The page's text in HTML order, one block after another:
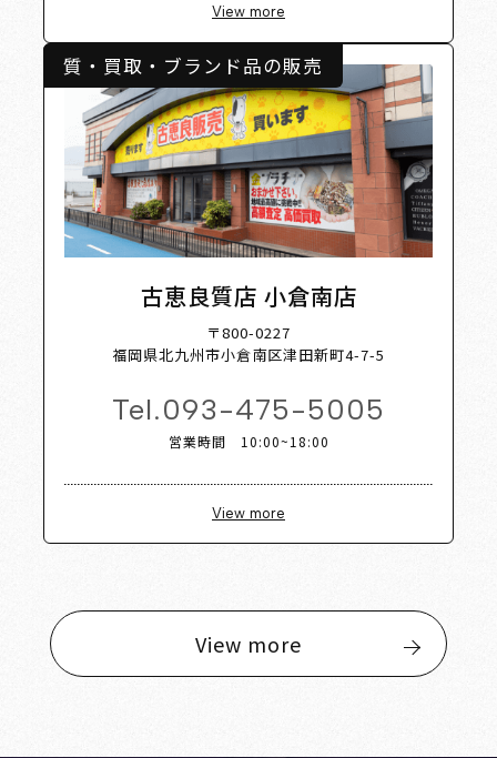
View more
質・買取・ブランド品の販売
古恵良質店 小倉南店
〒800-0227
福岡県北九州市小倉南区津田新町4-7-5
Tel.093-475-5005
営業時間 10:00~18:00
View more
View more